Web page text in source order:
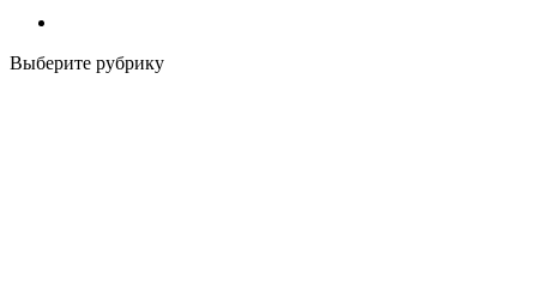
Выберите рубрику